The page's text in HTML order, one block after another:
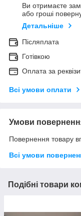
Ви отримаєте
або гроші
Детальніше
Післяплата
Готівкою
Оплата за
Всі умови оплати
Умови
Повернення товару
Всі умови
Подібні товари